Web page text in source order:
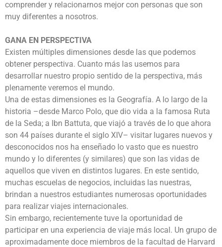
comprender y relacionarnos mejor con personas que son
muy diferentes a nosotros.
GANA EN PERSPECTIVA
Existen múltiples dimensiones desde las que podemos
obtener perspectiva. Cuanto más las usemos para
desarrollar nuestro propio sentido de la perspectiva, más
plenamente veremos el mundo.
Una de estas dimensiones es la Geografía. A lo largo de la
historia –desde Marco Polo, que dio vida a la famosa Ruta
de la Seda; a Ibn Battuta, que viajó a través de lo que ahora
son 44 países durante el siglo XIV– visitar lugares nuevos y
desconocidos nos ha enseñado lo vasto que es nuestro
mundo y lo diferentes (y similares) que son las vidas de
aquellos que viven en distintos lugares. En este sentido,
muchas escuelas de negocios, incluidas las nuestras,
brindan a nuestros estudiantes numerosas oportunidades
para realizar viajes internacionales.
Sin embargo, recientemente tuve la oportunidad de
participar en una experiencia de viaje más local. Un grupo de
aproximadamente doce miembros de la facultad de Harvard